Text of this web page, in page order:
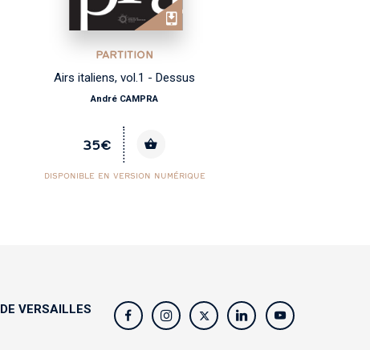
PARTITION
Airs italiens, vol.1 - Dessus
André CAMPRA
35€
DISPONIBLE EN VERSION NUMÉRIQUE
VERSAILLES